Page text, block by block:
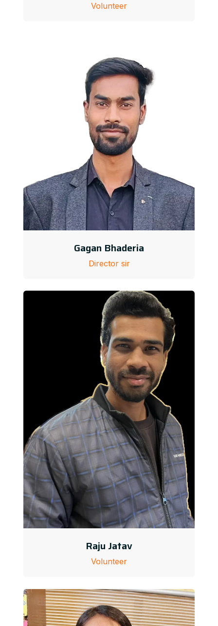
Volunteer
Gagan Bhaderia
Director sir
Raju Jatav
Volunteer